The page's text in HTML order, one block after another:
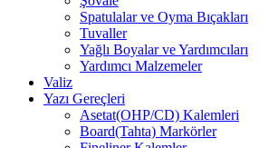
Spatulalar ve Oyma Bıçakları
Tuvaller
Yağlı Boyalar ve Yardımcıları
Yardımcı Malzemeler
Valiz
Yazı Gereçleri
Asetat(OHP/CD) Kalemleri
Board(Tahta) Markörler